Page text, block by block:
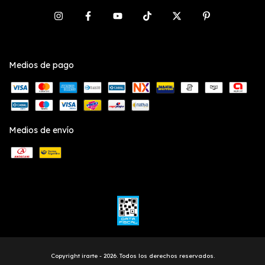
Medios de pago
Medios de envío
Copyright irarte - 2026. Todos los derechos reservados.